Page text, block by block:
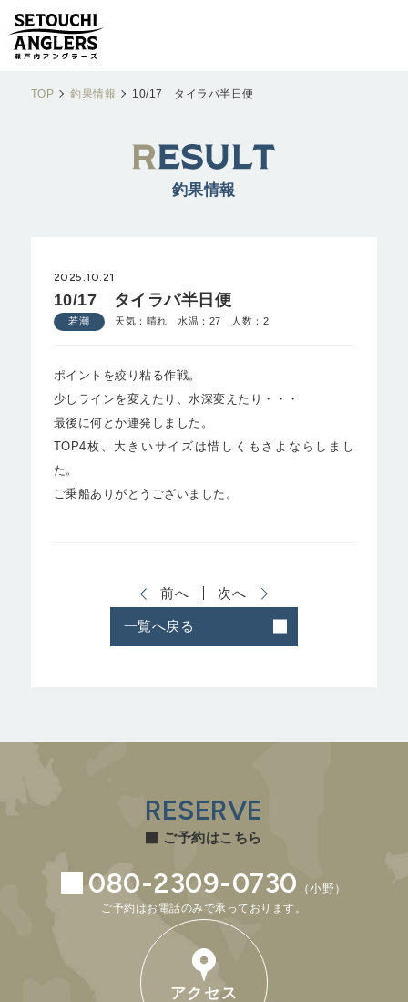
TOP 釣果情報 10/17 タイラバ半日便
釣果情報
2025.10.21
10/17 タイラバ半日便
若潮 天気：晴れ 水温：27 人数：2
ポイントを絞り粘る作戦。
少しラインを変えたり、水深変えたり・・・
最後に何とか連発しました。
TOP4枚、大きいサイズは惜しくもさよならしまし
た。
ご乗船ありがとうございました。
一覧へ戻る
前へ 次へ
RESERVE
ご予約はこちら
080-2309-0730 （小野）
ご予約はお電話のみで承っております。
アクセス